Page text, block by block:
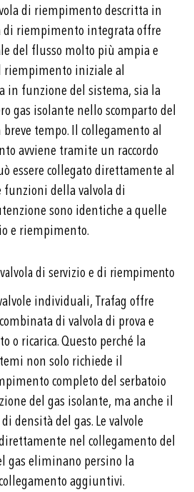
di riempimento descritta in
di riempimento integrata offre
del flusso molto più ampia e
iniziale al
in funzione del sistema, sia la
gas isolante nello scomparto del
tempo. Il collegamento al
avviene tramite un raccordo
essere collegato direttamente al
della valvola di
sono identiche a quelle
e riempimento.
di servizio e di riempimento
individuali, Trafag offre
di valvola di prova e
o ricarica. Questo perché la
non solo richiede il
completo del serbatoio
del gas isolante, ma anche il
densità del gas. Le valvole
nel collegamento del
gas eliminano persino la
aggiuntivi.